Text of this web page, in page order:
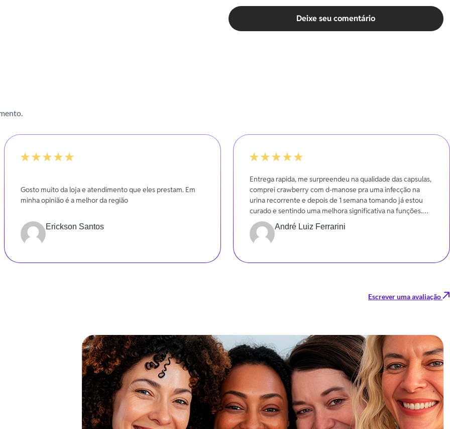
Deixe seu comentário
Gosto muito da loja e atendimento que eles prestam. Em
minha opinião é a melhor da região
Erickson Santos
Entrega rapida, me surpreendeu na qualidade das capsulas,
comprei crawberry com d-manose pra uma infecção na
urina recorrente e depois de 1 semana tomando já estou
curado e sentindo uma melhora significativa na funções.
Gratidão
André Luiz Ferrarini
Escrever uma avaliação